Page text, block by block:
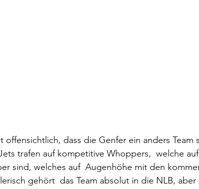
offensichtlich, dass die Genfer ein anders
trafen auf kompetitive Whoppers,  welche
sind, welches auf  Augenhöhe mit den
gehört  das Team absolut in die NLB,